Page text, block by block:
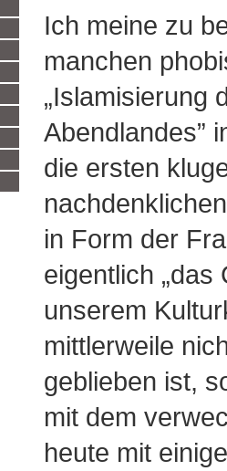
Ich meine zu
manchen
„Islamisierung
Abendlandes”
die ersten
in Form der
eigentlich „das
unserem
mittlerweile
geblieben ist,
mit dem
heute mit